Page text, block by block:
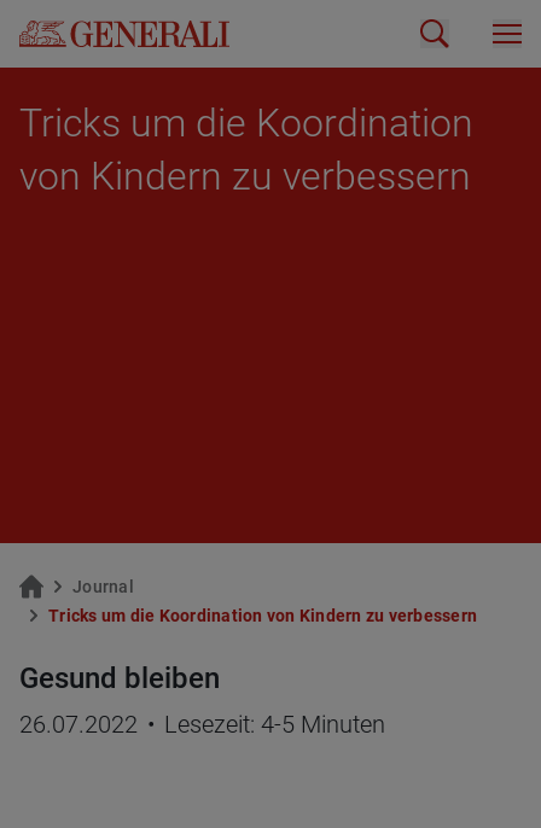
Tricks um die Ko­or­di­na­ti­on
von Kin­dern zu ver­bes­sern
Jour­nal
Tricks um die Ko­or­di­na­ti­on von Kin­dern zu ver­bes­sern
Gesund bleiben
26.07.2022 • Lesezeit: 4-5 Minuten